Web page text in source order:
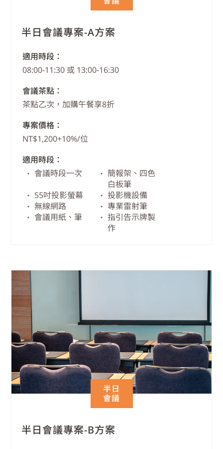
半日會議專案-A方案
適用時段：
08:00-11:30 或 13:00-16:30
會議茶點：
茶點乙次，加購午餐享8折
專案價格：
NT$1,200+10%/位
適用時段：
會議時段一次
簡報架、四色
白板筆
55吋投影螢幕
投影機設備
無線網路
專業雷射筆
會議用紙、筆
指引告示牌製
作
半日
會議
半日會議專案-B方案